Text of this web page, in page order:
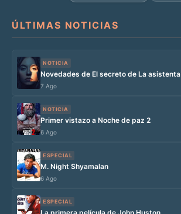
ÚLTIMAS NOTICIAS
NOTICIA
Novedades de El secreto de La asistenta
7 Ago
NOTICIA
Primer vistazo a Noche de paz 2
6 Ago
ESPECIAL
M. Night Shyamalan
6 Ago
ESPECIAL